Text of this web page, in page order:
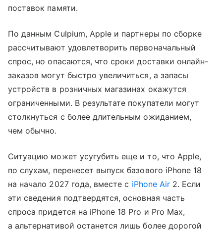
поставок памяти.
По данным Culpium, Apple и партнеры по сборке
рассчитывают удовлетворить первоначальный
спрос, но опасаются, что сроки доставки онлайн-
заказов могут быстро увеличиться, а запасы
устройств в розничных магазинах окажутся
ограниченными. В результате покупатели могут
столкнуться с более длительным ожиданием,
чем обычно.
Ситуацию может усугубить еще и то, что Apple,
по слухам, перенесет выпуск базового iPhone 18
на начало 2027 года, вместе с iPhone Air2. Если
эти сведения подтвердятся, основная часть
спроса придется на iPhone 18 Pro и Pro Max,
а альтернативой останется лишь более дорогой